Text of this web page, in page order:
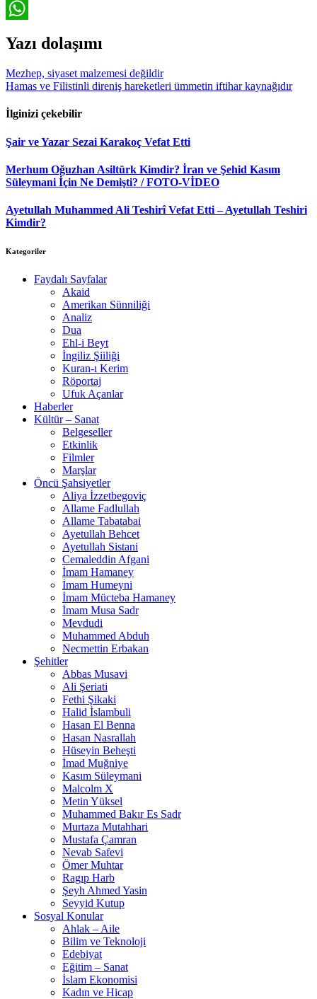
Telegram
Yazı dolaşımı
Mezhep, siyaset malzemesi değildir
Hamas ve Filistinli direniş hareketleri ümmetin iftihar kaynağıdır
İlginizi çekebilir
Şair ve Yazar Sezai Karakoç Vefat Etti
Merhum Oğuzhan Asiltürk Kimdir? İran ve Şehid Kasım
Süleymani İçin Ne Demişti? / FOTO-VİDEO
Ayetullah Muhammed Ali Teshirî Vefat Etti – Ayetullah Teshiri
Kimdir?
Kategoriler
Faydalı Sayfalar
Akaid
Amerikan Sünniliği
Analiz
Dua
Ehl-i Beyt
İngiliz Şiiliği
Kuran-ı Kerim
Röportaj
Ufuk Açanlar
Haberler
Kültür – Sanat
Belgeseller
Etkinlik
Filmler
Marşlar
Öncü Şahsiyetler
Aliya İzzetbegoviç
Allame Fadlullah
Allame Tabatabai
Ayetullah Behcet
Ayetullah Sistani
Cemaleddin Afgani
İmam Hamaney
İmam Humeyni
İmam Mücteba Hamaney
İmam Musa Sadr
Mevdudi
Muhammed Abduh
Necmettin Erbakan
Şehitler
Abbas Musavi
Ali Şeriati
Fethi Şikaki
Halid İslambuli
Hasan El Benna
Hasan Nasrallah
Hüseyin Beheşti
İmad Muğniye
Kasım Süleymani
Malcolm X
Metin Yüksel
Muhammed Bakır Es Sadr
Murtaza Mutahhari
Mustafa Çamran
Nevab Safevi
Ömer Muhtar
Ragıp Harb
Şeyh Ahmed Yasin
Seyyid Kutup
Sosyal Konular
Ahlak – Aile
Bilim ve Teknoloji
Edebiyat
Eğitim – Sanat
İslam Ekonomisi
Kadın ve Hicap